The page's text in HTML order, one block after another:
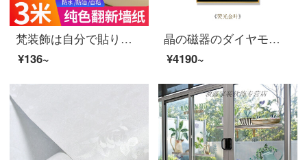
梵装飾は自分で貼り直して、純色のシール家具、バスルーム、寝室の壁紙の食器棚を貼り付けます。家庭用の壁に防水防湿シールを貼っています。黄色の張り紙を貼りました。（3メートルの長さは60センチの幅）
¥136~
晶の磁器のダイヤモンドは近代的で簡単に玄関を飾って抽象的な客間の背景の壁をかいて北欧の風の軽い豪華な壁画の蛍光の金の葉の40*60のシングル幅を掛けます（噴絵+晶の磁器の工芸+巧みな匠が表装します）
¥4190~